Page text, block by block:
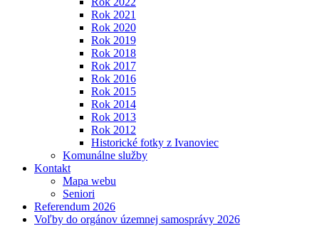
Rok 2021
Rok 2020
Rok 2019
Rok 2018
Rok 2017
Rok 2016
Rok 2015
Rok 2014
Rok 2013
Rok 2012
Historické fotky z Ivanoviec
Komunálne služby
Kontakt
Mapa webu
Seniori
Referendum 2026
Voľby do orgánov územnej samosprávy 2026